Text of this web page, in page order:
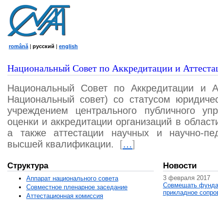
română | русский | english
Национальный Совет по Аккредитации и
Национальный Совет по Аккредитации и
Национальный совет) со статусом
учреждением центрального публичного
оценки и аккредитации организаций в
а также аттестации научных и научно-
высшей квалификации.
[…]
Структура
Аппарат национального совета
Совместное пленарное заседание
Аттестационная комисcия
Новости
3 февраля 2017
Совмещать
прикладное